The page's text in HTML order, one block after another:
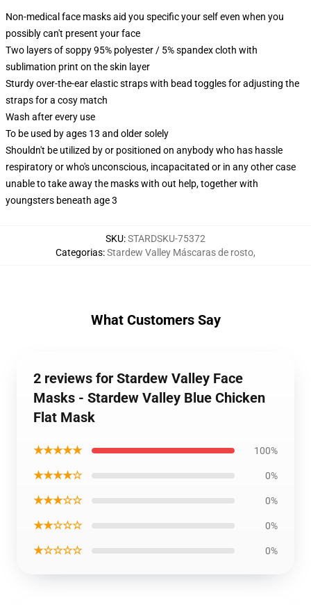
Non-medical face masks aid you specific your self even when you
possibly can't present your face
Two layers of soppy 95% polyester / 5% spandex cloth with
sublimation print on the skin layer
Sturdy over-the-ear elastic straps with bead toggles for adjusting the
straps for a cosy match
Wash after every use
To be used by ages 13 and older solely
Shouldn't be utilized by or positioned on anybody who has hassle
respiratory or who's unconscious, incapacitated or in any other case
unable to take away the masks with out help, together with
youngsters beneath age 3
SKU:STARDSKU-75372
Categorias:Stardew Valley Máscaras de rosto,
What Customers Say
2 reviews for Stardew Valley Face
Masks - Stardew Valley Blue Chicken
Flat Mask
★★★★★ 100%
★★★★☆ 0%
★★★☆☆ 0%
★★☆☆☆ 0%
★☆☆☆☆ 0%